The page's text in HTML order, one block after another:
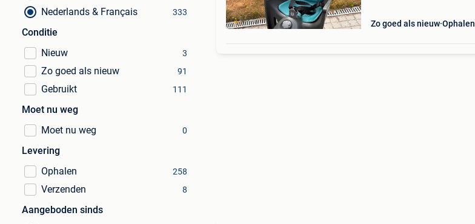
Nederlands & Français 333
Conditie
Nieuw
3
Zo goed als nieuw 91
Gebruikt 111
Moet nu weg
Moet nu weg
0
Levering
Ophalen
258
Verzenden 8
Aangeboden sinds
Zo goed als nieuw Ophalen